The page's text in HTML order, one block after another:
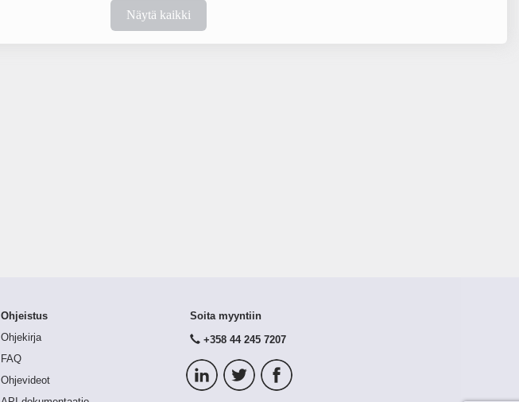
Näytä kaikki
Ohjeistus
Ohjekirja
FAQ
Ohjevideot
Soita myyntiin
+358 44 245 7207